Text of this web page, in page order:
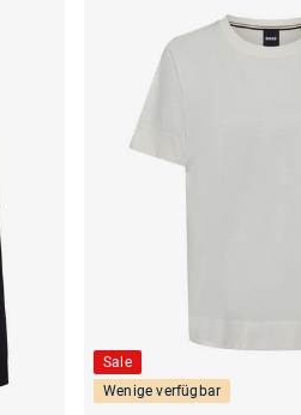
Sale
Wenige verfügbar